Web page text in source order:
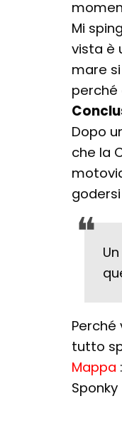
Mi
vista è
mare
perché
Dopo
che la
tutto
Mappa :
Sponky